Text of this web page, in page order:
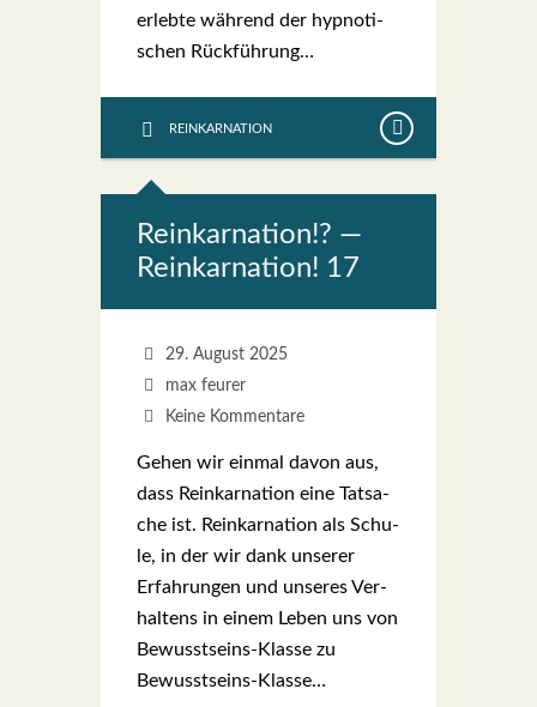
erleb­te wäh­rend der hyp­no­ti­
schen Rück­füh­rung…
REINKARNATION
Reinkar­na­ti­on!? —
Reinkar­na­ti­on! 17
29. August 2025
max feurer
Keine Kommentare
Gehen wir ein­mal davon aus,
dass Reinkar­na­ti­on eine Tat­sa­
che ist. Reinkar­na­ti­on als Schu­
le, in der wir dank unse­rer
Erfah­run­gen und unse­res Ver­
hal­tens in einem Leben uns von
Bewuss­t­­seins-Klas­­se zu
Bewuss­t­­seins-Klas­­se…